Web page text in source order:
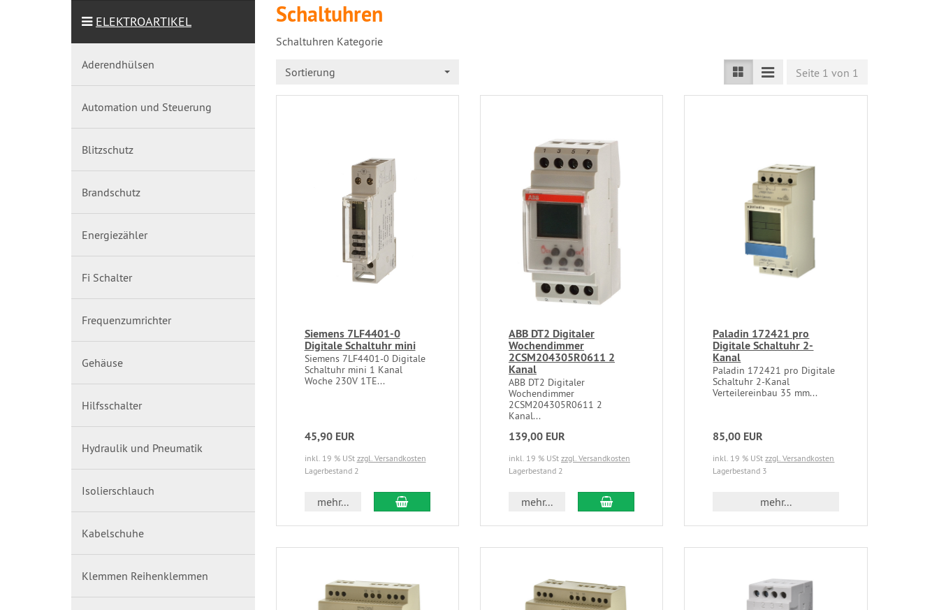
Schaltuhren
Schaltuhren Kategorie
Sortierung Seite 1 von 1
Siemens 7LF4401-0
Digitale Schaltuhr mini
Siemens 7LF4401-0 Digitale
Schaltuhr mini 1 Kanal
Woche 230V 1TE...
45,90 EUR
inkl. 19 % USt zzgl. Versandkosten
Lagerbestand 2
mehr...
ABB DT2 Digitaler
Wochendimmer
2CSM204305R0611 2
Kanal
ABB DT2 Digitaler
Wochendimmer
2CSM204305R0611 2
Kanal...
139,00 EUR
inkl. 19 % USt zzgl. Versandkosten
Lagerbestand 2
mehr...
Paladin 172421 pro
Digitale Schaltuhr 2-
Kanal
Paladin 172421 pro Digitale
Schaltuhr 2-Kanal
Verteilereinbau 35 mm...
85,00 EUR
inkl. 19 % UStzzgl. Versandkosten
Lagerbestand 3
mehr...
ELEKTROARTIKEL
Aderendhülsen
Automation und Steuerung
Blitzschutz
Brandschutz
Energiezähler
Fi Schalter
Frequenzumrichter
Gehäuse
Hilfsschalter
Hydraulik und Pneumatik
Isolierschlauch
Kabelschuhe
Klemmen Reihenklemmen